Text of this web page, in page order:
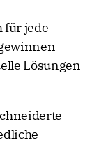
für jede
Lösungen